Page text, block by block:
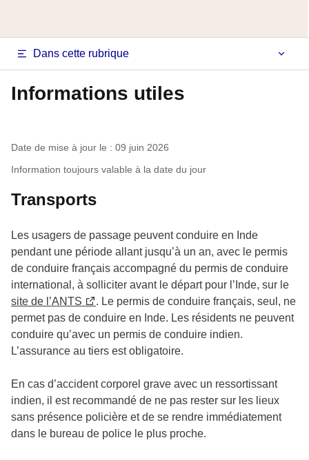
Navigation
latérale
fiche
Dans cette rubrique
Informations utiles
Date de mise à jour le : 09 juin 2026
Information toujours valable à la date du jour
Transports
Les usagers de passage peuvent conduire en Inde
pendant une période allant jusqu’à un an, avec le permis
de conduire français accompagné du permis de conduire
international, à solliciter avant le départ pour l’Inde, sur le
site de l’ANTS
. Le permis de conduire français, seul, ne
permet pas de conduire en Inde. Les résidents ne peuvent
conduire qu’avec un permis de conduire indien.
L’assurance au tiers est obligatoire.
En cas d’accident corporel grave avec un ressortissant
indien, il est recommandé de ne pas rester sur les lieux
sans présence policière et de se rendre immédiatement
dans le bureau de police le plus proche.